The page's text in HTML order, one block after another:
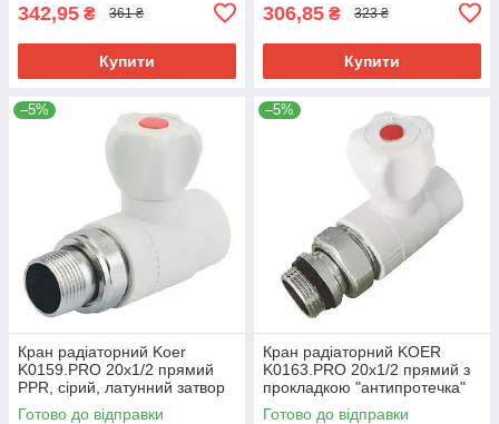
342,95 ₴ 361 ₴
Купити
306,85 ₴ 323 ₴
Купити
–5%
Кран радіаторний Koer
K0159.PRO 20x1/2 прямий
PPR, сірий, латунний затвор
(KP0204)
Готово до відправки
–5%
Кран радіаторний KOER
K0163.PRO 20x1/2 прямий з
прокладкою "антипротечка"
для опалення (KP0210)
Готово до відправки